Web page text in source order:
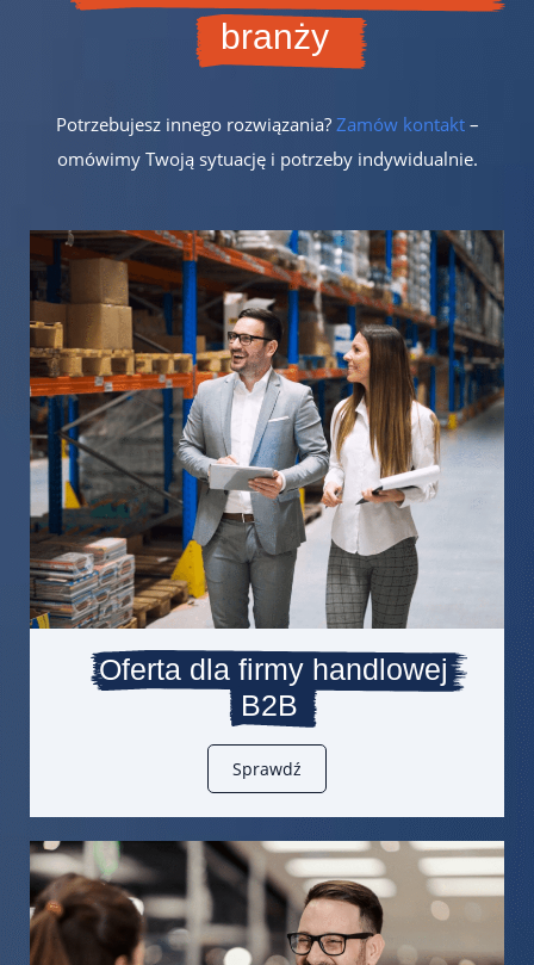
branży
Potrzebujesz innego rozwiązania? Zamów kontakt–
omówimy Twoją sytuację i potrzeby indywidualnie.
Oferta dla firmy handlowej
B2B
Sprawdź